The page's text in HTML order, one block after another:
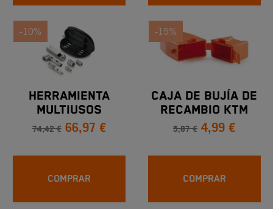
-10%
HERRAMIENTA
MULTIUSOS
74,42 € 66,97 €
COMPRAR
-15%
CAJA DE BUJÍA DE
RECAMBIO KTM
5,87 € 4,99 €
COMPRAR